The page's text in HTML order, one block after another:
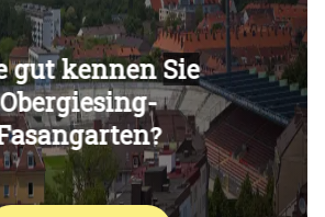
Überspringen